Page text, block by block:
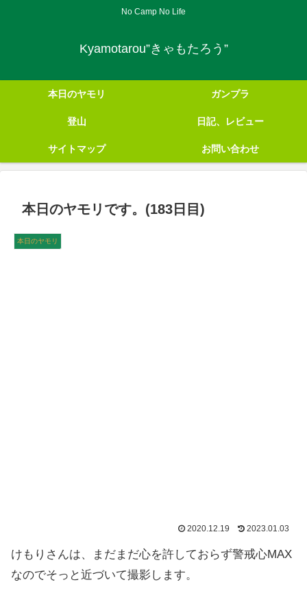
No Camp No Life
Kyamotarou”きゃもたろう”
本日のヤモリ ガンプラ
登山 日記、レビュー
サイトマップ お問い合わせ
本日のヤモリです。(183日目)
本日のヤモリ
2020.12.19 2023.01.03
けもりさんは、まだまだ心を許しておらず警戒心MAX
なのでそっと近づいて撮影します。